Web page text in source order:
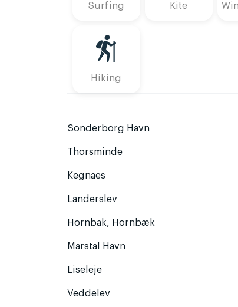
Surfing Kite
Hiking
Sonderborg Havn
Thorsminde
Kegnaes
Landerslev
Hornbak, Hornbæk
Marstal Havn
Liseleje
Veddelev